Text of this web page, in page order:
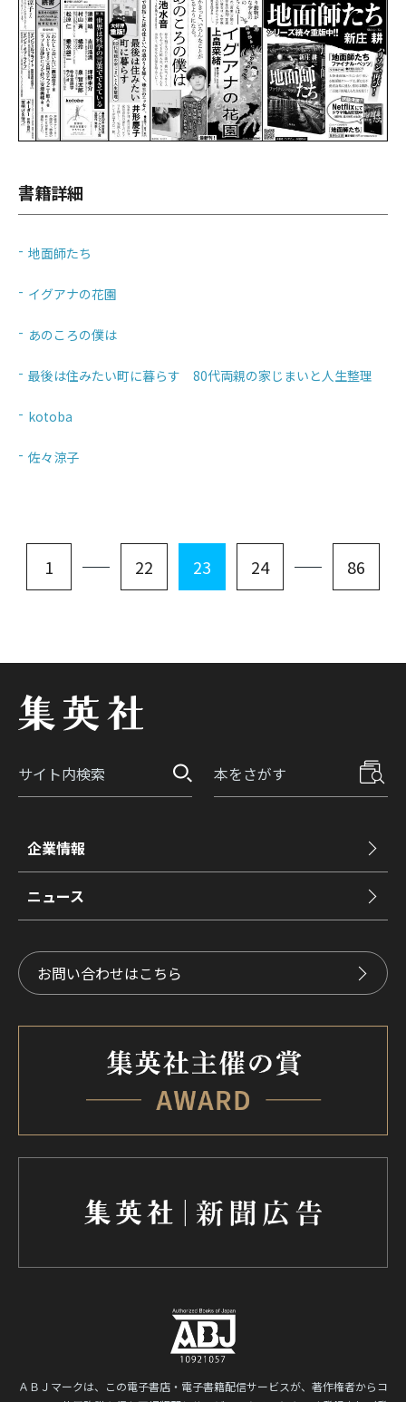
書籍詳細
地面師たち
イグアナの花園
あのころの僕は
最後は住みたい町に暮らす 80代両親の家じまいと人生整理
kotoba
佐々涼子
1 22 23 24 86
企業情報
ニュース
お問い合わせはこちら
ＡＢＪマークは、この電子書店・電子書籍配信サービスが、著作権者からコ